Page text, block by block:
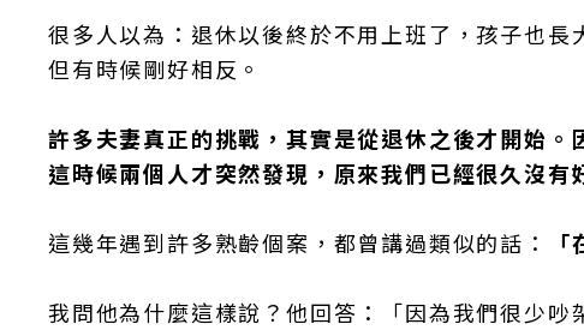
很多人以為：退休以後終於不用上班了，孩子也
但有時候剛好相反。
許多夫妻真正的挑戰，其實是從退休之後才開始
這時候兩個人才突然發現，原來我們已經很久沒有
這幾年遇到許多熟齡個案，都曾講過類似的話：
我問他為什麼這樣說？他回答：「因為我們很少